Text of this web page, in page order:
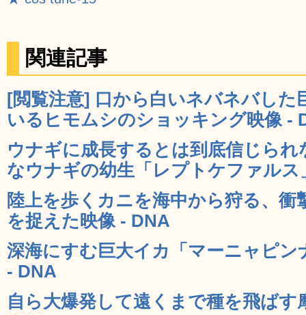
関連記事
[閲覧注意] 口から白いネバネバした
いるヒモムシのショッキング映像 -
ウナギに成長するとは到底信じら
なウナギの幼生「レプトケファルス
陸上を歩くカニを海中から狩る、衝
を捉えた映像 - DNA
深海にすむ巨大イカ「マーニャピン
- DNA
自ら大爆発して遠くまで種を飛ばす